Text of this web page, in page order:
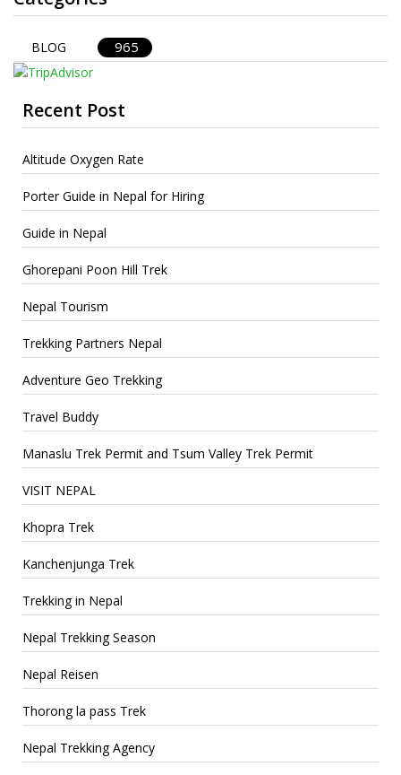
BLOG 965
Recent Post
Altitude Oxygen Rate
Porter Guide in Nepal for Hiring
Guide in Nepal
Ghorepani Poon Hill Trek
Nepal Tourism
Trekking Partners Nepal
Adventure Geo Trekking
Travel Buddy
Manaslu Trek Permit and Tsum Valley Trek Permit
VISIT NEPAL
Khopra Trek
Kanchenjunga Trek
Trekking in Nepal
Nepal Trekking Season
Nepal Reisen
Thorong la pass Trek
Nepal Trekking Agency